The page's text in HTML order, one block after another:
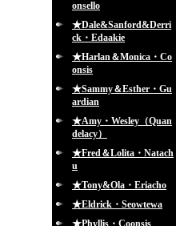
onsello
★Dale&Sanford&Derri
ck・Edaakie
★Harlan＆Monica・Co
onsis
★Sammy＆Esther・Gu
ardian
★Amy・Wesley（Quan
delacy）
★Fred＆Lolita・Natach
u
★Tony&Ola・Eriacho
★Eldrick・Seowtewa
★Phyllis・Coonsis